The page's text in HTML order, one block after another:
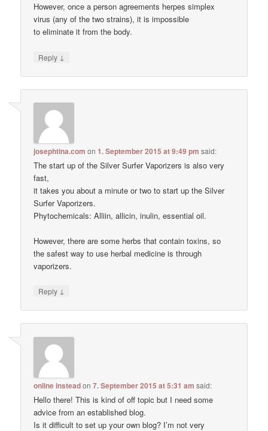
However, once a person agreements herpes simplex
virus (any of the two strains), it is impossible
to eliminate it from the body.
Reply ↓
josephtina.com on1. September 2015 at 9:49 pm said:
The start up of the Silver Surfer Vaporizers is also very
fast,
it takes you about a minute or two to start up the Silver
Surfer Vaporizers.
Phytochemicals: Alliin, allicin, inulin, essential oil.
However, there are some herbs that contain toxins, so
the safest way to use herbal medicine is through
vaporizers.
Reply ↓
online insteadon7. September 2015 at 5:31 am said:
Hello there! This is kind of off topic but I need some
advice from an established blog.
Is it difficult to set up your own blog? I’m not very